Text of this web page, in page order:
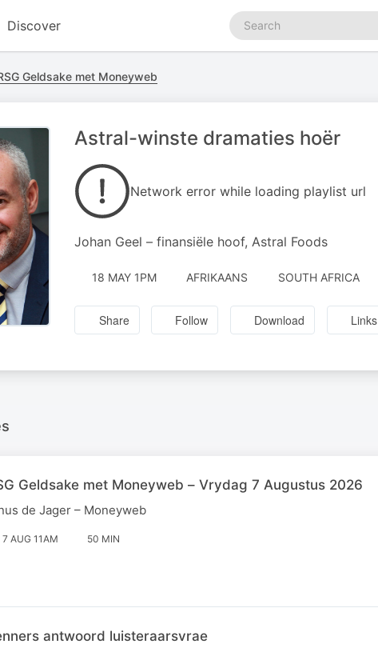
Discover
Search
podcasts
Geldsake met Moneyweb
Astral-winste dramaties hoër
Network error while loading playlist url
Johan Geel – finansiële hoof, Astral Foods
18 MAY 1PM AFRIKAANS SOUTH AFRICA
Share Follow Download Links
Geldsake met Moneyweb – Vrydag 7 Augustus 2026
de Jager – Moneyweb
7 AUG 11AM 50 MIN
antwoord luisteraarsvrae